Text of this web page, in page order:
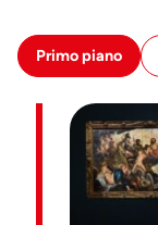
Primo piano